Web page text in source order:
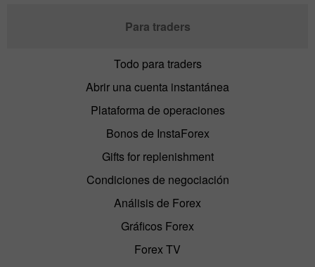
Para traders
Todo para traders
Abrir una cuenta instantánea
Plataforma de operaciones
Bonos de InstaForex
Gifts for replenishment
Condiciones de negociación
Análisis de Forex
Gráficos Forex
Forex TV